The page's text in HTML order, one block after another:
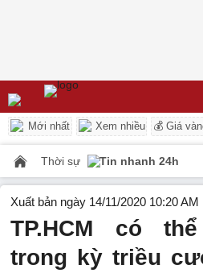
Mới nhất Xem nhiều 💰 Giá
Thời sự Tin nhanh 24h
Xuất bản ngày 14/11/2020 10:20 AM
TP.HCM có
trong kỳ triều